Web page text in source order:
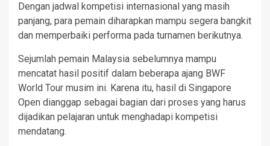
Dengan jadwal kompetisi internasional yang masih
panjang, para pemain diharapkan mampu segera bangkit
dan memperbaiki performa pada turnamen berikutnya.
Sejumlah pemain Malaysia sebelumnya mampu
mencatat hasil positif dalam beberapa ajang BWF
World Tour musim ini. Karena itu, hasil di Singapore
Open dianggap sebagai bagian dari proses yang harus
dijadikan pelajaran untuk menghadapi kompetisi
mendatang.